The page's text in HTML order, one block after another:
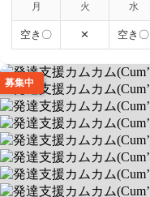
月 火 水
空き〇 ✕ 空き〇
募集中